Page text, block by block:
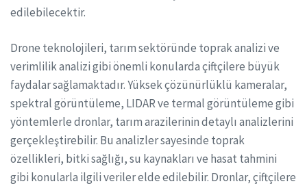
edilebilecektir.
Drone teknolojileri, tarım sektöründe toprak analizi ve
verimlilik analizi gibi önemli konularda çiftçilere büyük
faydalar sağlamaktadır. Yüksek çözünürlüklü kameralar,
spektral görüntüleme, LIDAR ve termal görüntüleme gibi
yöntemlerle dronlar, tarım arazilerinin detaylı analizlerini
gerçekleştirebilir. Bu analizler sayesinde toprak
özellikleri, bitki sağlığı, su kaynakları ve hasat tahmini
gibi konularla ilgili veriler elde edilebilir. Dronlar, çiftçilere